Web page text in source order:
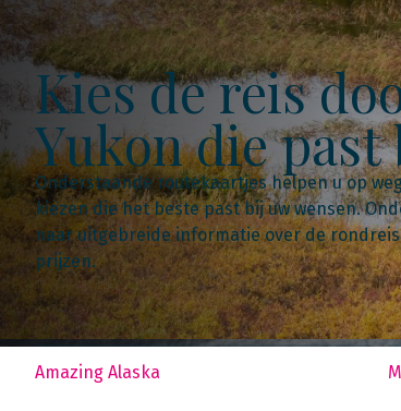
Kies de reis
Yukon die
Onderstaande routekaartjes helpen u op
kiezen die het beste past bij uw wensen.
naar uitgebreide informatie over de
prijzen.
Amazing Alaska